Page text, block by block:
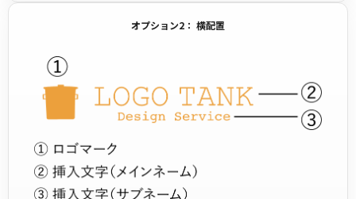
オプション2： 横配置